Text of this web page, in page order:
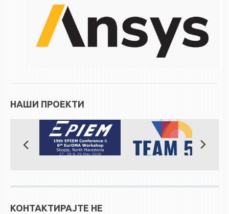
ЕКВИВАЛЕНЦИИ ОД СТАРИ СТУДИСКИ ПРОГРАМИ
ОГЛАСНА ТАБЛА
ДА ВИНЧИ МАГАЗИН
СТИПЕНДИИ/ПРАКСИ
СТИПЕНДИИ
ПРАКСИ
НАШИ ПРОЕКТИ
КОНТАКТИРАЈТЕ НЕ